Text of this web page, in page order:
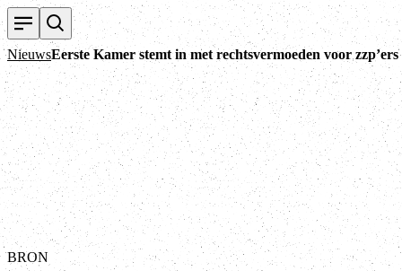
NieuwsEerste Kamer stemt in met rechtsvermoeden voor
BRON